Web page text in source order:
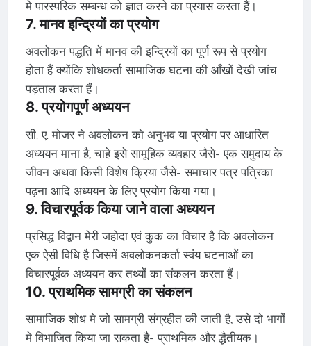
मे पारस्परिक सम्बन्ध को ज्ञात करने का प्रयास करता हैं।
7. मानव इन्द्रियों का प्रयोग
अवलोकन पद्धति में मानव की इन्द्रियों का पूर्ण रूप से प्रयोग
होता हैं क्योंकि शोधकर्ता सामाजिक घटना की आँखों देखी जांच
पड़ताल करता हैं।
8. प्रयोगपूर्ण अध्ययन
सी. ए. मोजर ने अवलोकन को अनुभव या प्रयोग पर आधारित
अध्ययन माना है, चाहे इसे सामूहिक व्यवहार जैसे- एक समुदाय के
जीवन अथवा किसी विशेष क्रिया जैसे- समाचार पत्र पत्रिका
पढ़ना आदि अध्ययन के लिए प्रयोग किया गया।
9. विचारपूर्वक किया जाने वाला अध्ययन
प्रसिद्ध विद्वान मेरी जहोदा एवं कुक का विचार है कि अवलोकन
एक ऐसी विधि है जिसमें अवलोकनकर्ता स्वंय घटनाओं का
विचारपूर्वक अध्ययन कर तथ्यों का संकलन करता हैं।
10. प्राथमिक सामग्री का संकलन
सामाजिक शोध मे जो सामग्री संग्रहीत की जाती है, उसे दो भागों
मे विभाजित किया जा सकता है- प्राथमिक और द्धैतीयक।